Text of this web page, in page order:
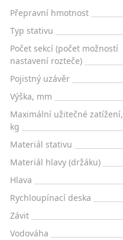
Přepravní hmotnost
Typ stativu
Počet sekcí (počet možností
nastavení rozteče)
Pojistný uzávěr
Výška, mm
Maximální užitečné zatížení,
kg
Materiál stativu
Materiál hlavy (držáku)
Hlava
Rychloupínací deska
Závit
Vodováha